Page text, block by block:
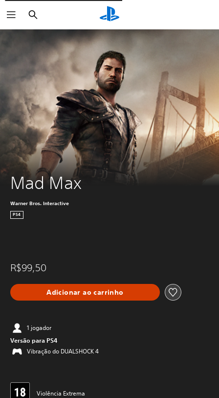
Pesquisar
Mad Max
Warner Bros. Interactive
PS4
R$99,50
Adicionar ao carrinho
1 jogador
Versão para PS4
Vibração do DUALSHOCK 4
Violência Extrema